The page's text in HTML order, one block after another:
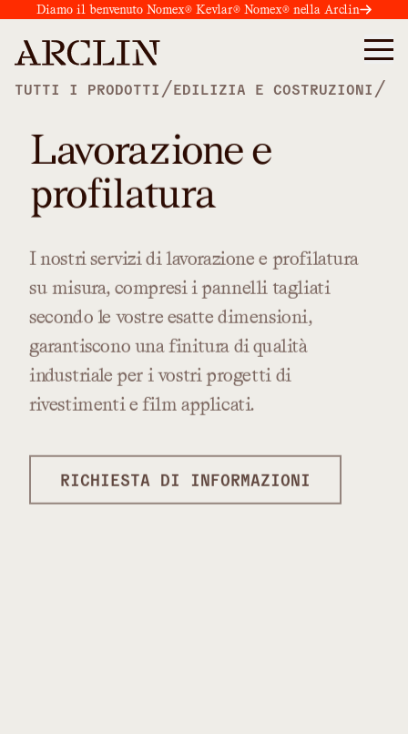
Diamo il benvenuto Nomex® Kevlar® Nomex® nella Arclin
TUTTI I PRODOTTI /EDILIZIA E COSTRUZIONI /
Lavorazione e
profilatura
Inostriservizidi lavorazione e profilatura
su misura, compresii pannelli tagliati
secondo le vostre esatte dimensioni,
garantiscono una finitura diqualità
industriale per ivostri progetti di
rivestimentie film applicati.
RICHIESTA DI INFORMAZIONI